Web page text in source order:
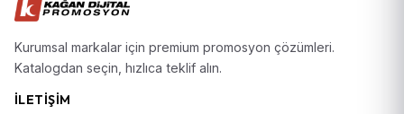
Kurumsal markalar için premium promosyon çözümleri.
Katalogdan seçin, hızlıca teklif alın.
İLETIŞIM